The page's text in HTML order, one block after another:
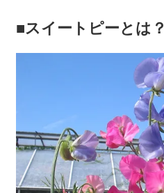
■スイートピーとは？